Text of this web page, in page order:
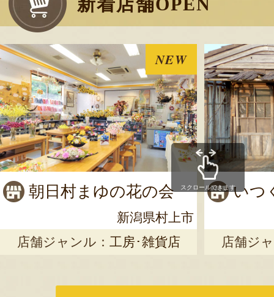
NEW
朝日村まゆの花の会
新潟県村上市
店舗ジャンル： 工房･雑貨店
いつ
店舗ジ
スクロールできます